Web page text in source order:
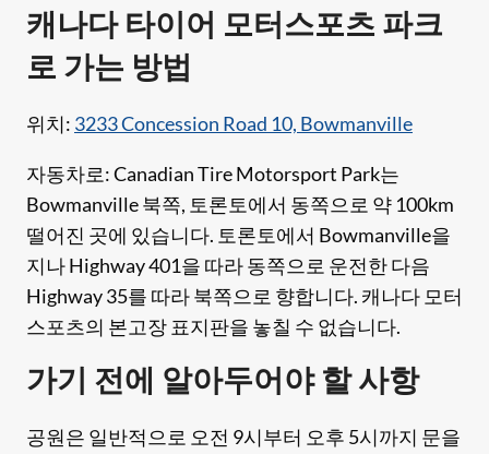
캐나다 타이어 모터스포츠 파크
로 가는 방법
위치: 3233 Concession Road 10, Bowmanville
자동차로: Canadian Tire Motorsport Park는
Bowmanville 북쪽, 토론토에서 동쪽으로 약 100km
떨어진 곳에 있습니다. 토론토에서 Bowmanville을
지나 Highway 401을 따라 동쪽으로 운전한 다음
Highway 35를 따라 북쪽으로 향합니다. 캐나다 모터
스포츠의 본고장 표지판을 놓칠 수 없습니다.
가기 전에 알아두어야 할 사항
공원은 일반적으로 오전 9시부터 오후 5시까지 문을